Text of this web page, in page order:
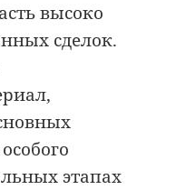
высоко
сделок.
этапах